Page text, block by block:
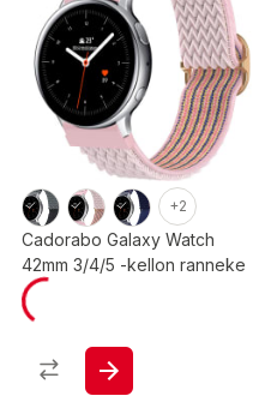
+2
Cadorabo Galaxy Watch
42mm 3/4/5 -kellon ranneke